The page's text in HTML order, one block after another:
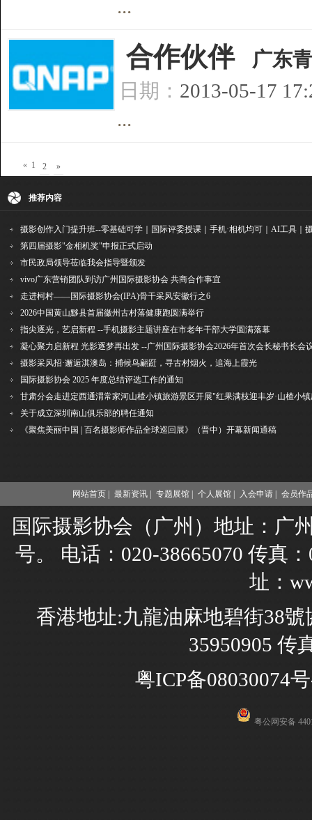
...
合作伙伴]
广东
日期： 2013-05-17
...
« 1 2 »
推荐内容
第四届摄影"金相机奖"申报正式启动
市民政局领导莅临我会指导暨颁发
vivo广东营销团队到访广州国际摄影协会 共商合作事宜
走进柯村——国际摄影协会(IPA)骨干采风安徽行之6
2026中国黄山黟县首届徽州古村落健康跑圆满举行
指尖逐光，艺启新程 --手机摄影主题讲座在市老年干部大学圆满落幕
凝心聚力启新程 光影逐梦再出发 --广州国际摄影协会2026年首次会长秘书长会
摄影采风招·邂逅淇澳岛：捕候鸟翩跹，寻古村烟火，追海上霞光
国际摄影协会 2025 年度总结评选工作的通知
关于成立深圳南山俱乐部的聘任通知
《聚焦美丽中国 | 百名摄影师作品全球巡回展》（晋中）开幕新闻通稿
网站首页 | 最新资讯 | 专题展馆 | 个人展馆 | 入会申请 | 会员作
国际摄影协会（广州）地址：广
号。 电话：020-38665070 传真
址：
香港地址:九龍油麻地碧街38
35950905 传
粤ICP备08030074
粤公网安备